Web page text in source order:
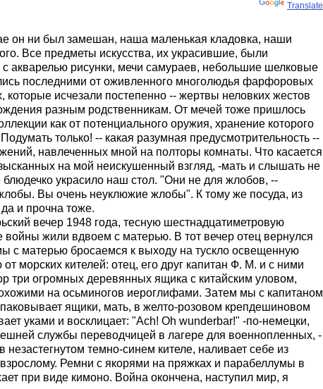
Translate
он ни был замешан, наша маленькая кладовка, наши
Все предметы искусства, их украсившие, были
с акварелью рисунки, мечи самураев, небольшие шелковые
последними от оживленного многолюдья фарфоровых
которые исчезали постепенно -- жертвы неловких жестов
разным родственникам. От мечей тоже пришлось
как от потенциального оружия, хранение которого
только! -- какая разумная предусмотрительность --
навлеченных мной на полторы комнаты. Что касается
на мой неискушенный взгляд, -мать и слышать не
украсило наш стол. "Они не для жлобов, --
Вы очень неуклюжие жлобы". К тому же посуда, из
и прочна тоже.
вечер 1948 года, тесную шестнадцатиметровую
войны жили вдвоем с матерью. В тот вечер отец вернулся
с матерью бросаемся к выходу на тускло освещенную
морских кителей: отец, его друг капитан Ф. М. и с ними
три огромных деревянных ящика с китайским уловом,
на осьминогов иероглифами. Затем мы с капитаном
ящики, мать, в желто-розовом крепдешиновом
уками и восклицает: "Ach! Oh wunderbar!" -по-немецки,
службы переводчицей в лагере для военнопленных, -
темно-синем кителе, наливает себе из
Ремни с якорями на пряжках и парабеллумы в
при виде кимоно. Война окончена, наступил мир, я